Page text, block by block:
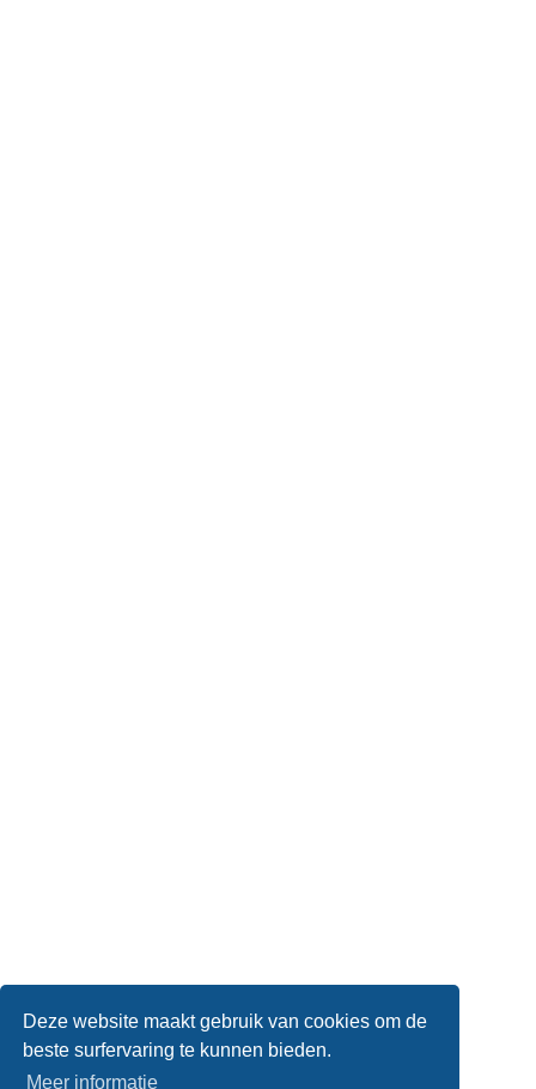
Deze website maakt gebruik van cookies om de
beste surfervaring te kunnen bieden.
Meer informatie